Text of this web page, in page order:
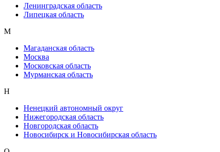
Ленинградская область
Липецкая область
М
Магаданская область
Москва
Московская область
Мурманская область
Н
Ненецкий автономный округ
Нижегородская область
Новгородская область
Новосибирск и Новосибирская область